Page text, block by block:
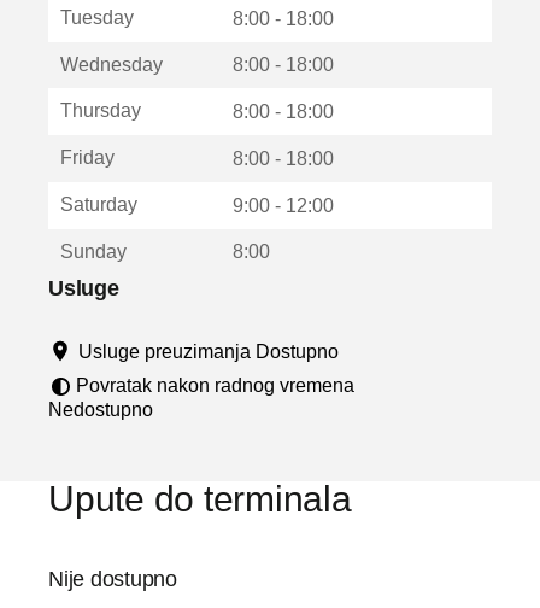
u
u
Tuesday 8:00 - 18:00
Wednesday 8:00 - 18:00
Thursday 8:00 - 18:00
Friday 8:00 - 18:00
Saturday 9:00 - 12:00
Sunday 8:00
Usluge
Usluge preuzimanja Dostupno
Povratak nakon radnog vremena
Nedostupno
Upute do terminala
Nije dostupno